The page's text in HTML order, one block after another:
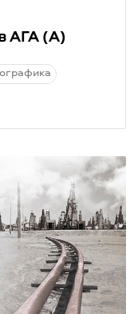
АГА(А)